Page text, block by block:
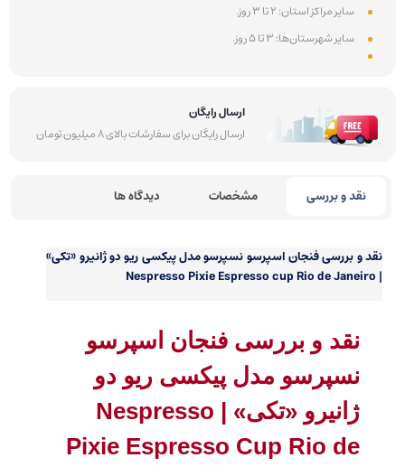
سایر مراکز استان: 2 تا 3 روز.
سایر شهرستان‌ها: 3 تا 5 روز.
ارسال رایگان
ارسال رایگان برای سفارشات بالای 8 میلیون تومان
نقد و بررسی مشخصات دیدگاه ها
نقد و بررسیفنجان اسپرسو نسپرسو مدل پیکسی ریو دو ژانیرو «تکی»
| Nespresso Pixie Espresso cup Rio de Janeiro
نقد و بررسی فنجان اسپرسو
نسپرسو مدل پیکسی ریو دو
ژانیرو «تکی» | Nespresso
Pixie Espresso Cup Rio de